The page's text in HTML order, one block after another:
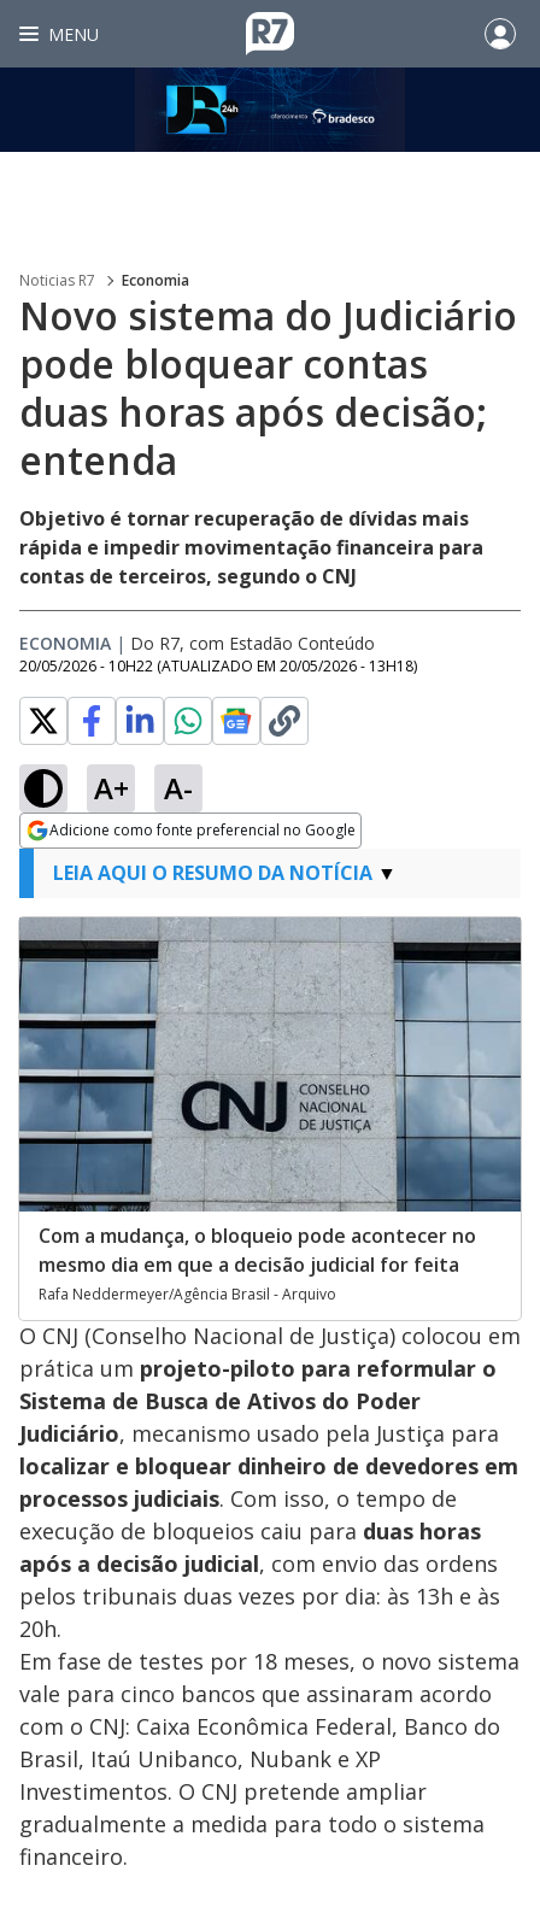
MENU
Noticias R7 Economia
Novo sistema do Judiciário
pode bloquear contas
duas horas após decisão;
entenda
Objetivo é tornar recuperação de dívidas mais
rápida e impedir movimentação financeira para
contas de terceiros, segundo o CNJ
ECONOMIA | Do R7, com Estadão Conteúdo
20/05/2026 - 10H22 (ATUALIZADO EM 20/05/2026 - 13H18)
A+ A-
Adicione como fonte preferencial no Google
Opens in new window
LEIA AQUI O RESUMO DA NOTÍCIA
Com a mudança, o bloqueio pode acontecer no
mesmo dia em que a decisão judicial for feita
Rafa Neddermeyer/Agência Brasil - Arquivo
O CNJ (Conselho Nacional de Justiça) colocou em
prática um projeto-piloto para reformular o
Sistema de Busca de Ativos do Poder
Judiciário, mecanismo usado pela Justiça para
localizar e bloquear dinheiro de devedores em
processos judiciais. Com isso, o tempo de
execução de bloqueios caiu para duas horas
após a decisão judicial, com envio das ordens
pelos tribunais duas vezes por dia: às 13h e às
20h.
Em fase de testes por 18 meses, o novo sistema
vale para cinco bancos que assinaram acordo
com o CNJ: Caixa Econômica Federal, Banco do
Brasil, Itaú Unibanco, Nubank e XP
Investimentos. O CNJ pretende ampliar
gradualmente a medida para todo o sistema
financeiro.